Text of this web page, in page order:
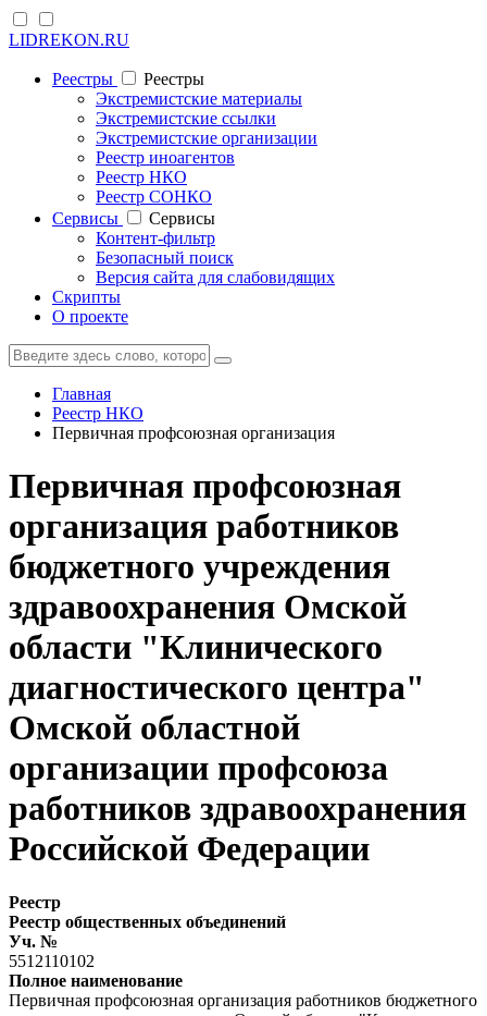
LIDREKON.RU
Реестры
Реестры
Экстремистские материалы
Экстремистские ссылки
Экстремистские организации
Реестр иноагентов
Реестр НКО
Реестр СОНКО
Cервисы
Cервисы
Контент-фильтр
Безопасный поиск
Версия сайта для слабовидящих
Скрипты
О проекте
Главная
Реестр НКО
Первичная профсоюзная организация
Первичная профсоюзная
организация работников
бюджетного учреждения
здравоохранения Омской
области "Клинического
диагностического центра"
Омской областной
организации профсоюза
работников здравоохранения
Российской Федерации
Реестр
Реестр общественных объединений
Уч. №
5512110102
Полное наименование
Первичная профсоюзная организация работников бюджетного